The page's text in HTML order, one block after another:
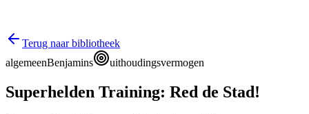
Terug naar bibliotheek
algemeenBenjamins uithoudingsvermogen
Superhelden Training: Red de Stad!